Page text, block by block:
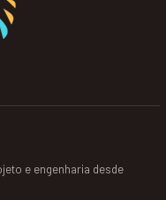
e engenharia desde